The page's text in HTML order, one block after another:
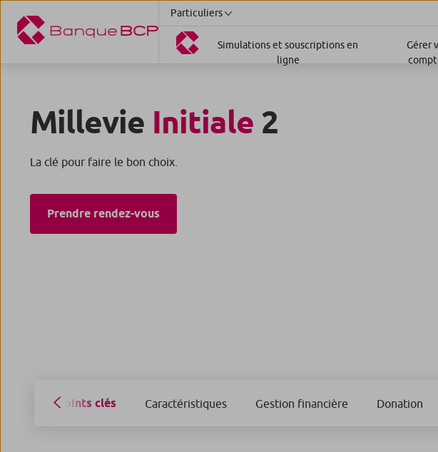
Particuliers
Simulations et souscriptions en
ligne
Gérer
Millevie Initiale 2
La clé pour faire le bon choix.
Prendre rendez-vous
Points clés Caractéristiques Gestion financière Donation